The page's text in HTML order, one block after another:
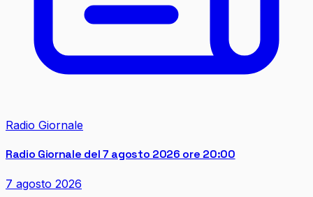
Radio Giornale
Radio Giornale del 7 agosto 2026 ore 20:00
7 agosto 2026